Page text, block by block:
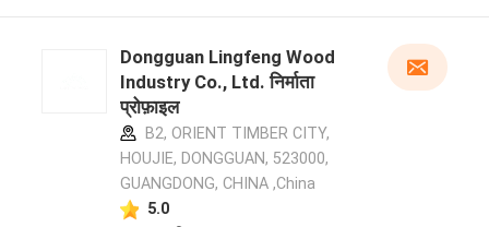
Dongguan Lingfeng Wood
Industry Co., Ltd. निर्माता
प्रोफ़ाइल
B2, ORIENT TIMBER CITY,
HOUJIE, DONGGUAN, 523000,
GUANGDONG, CHINA ,China
5.0